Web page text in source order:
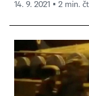
14. 9. 2021 ▪ 2 min.